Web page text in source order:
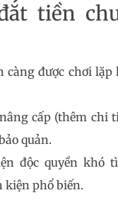
tiền
càng được chơi lặp
cấp (thêm chi
quản.
độc quyền khó
kiện phổ biến.